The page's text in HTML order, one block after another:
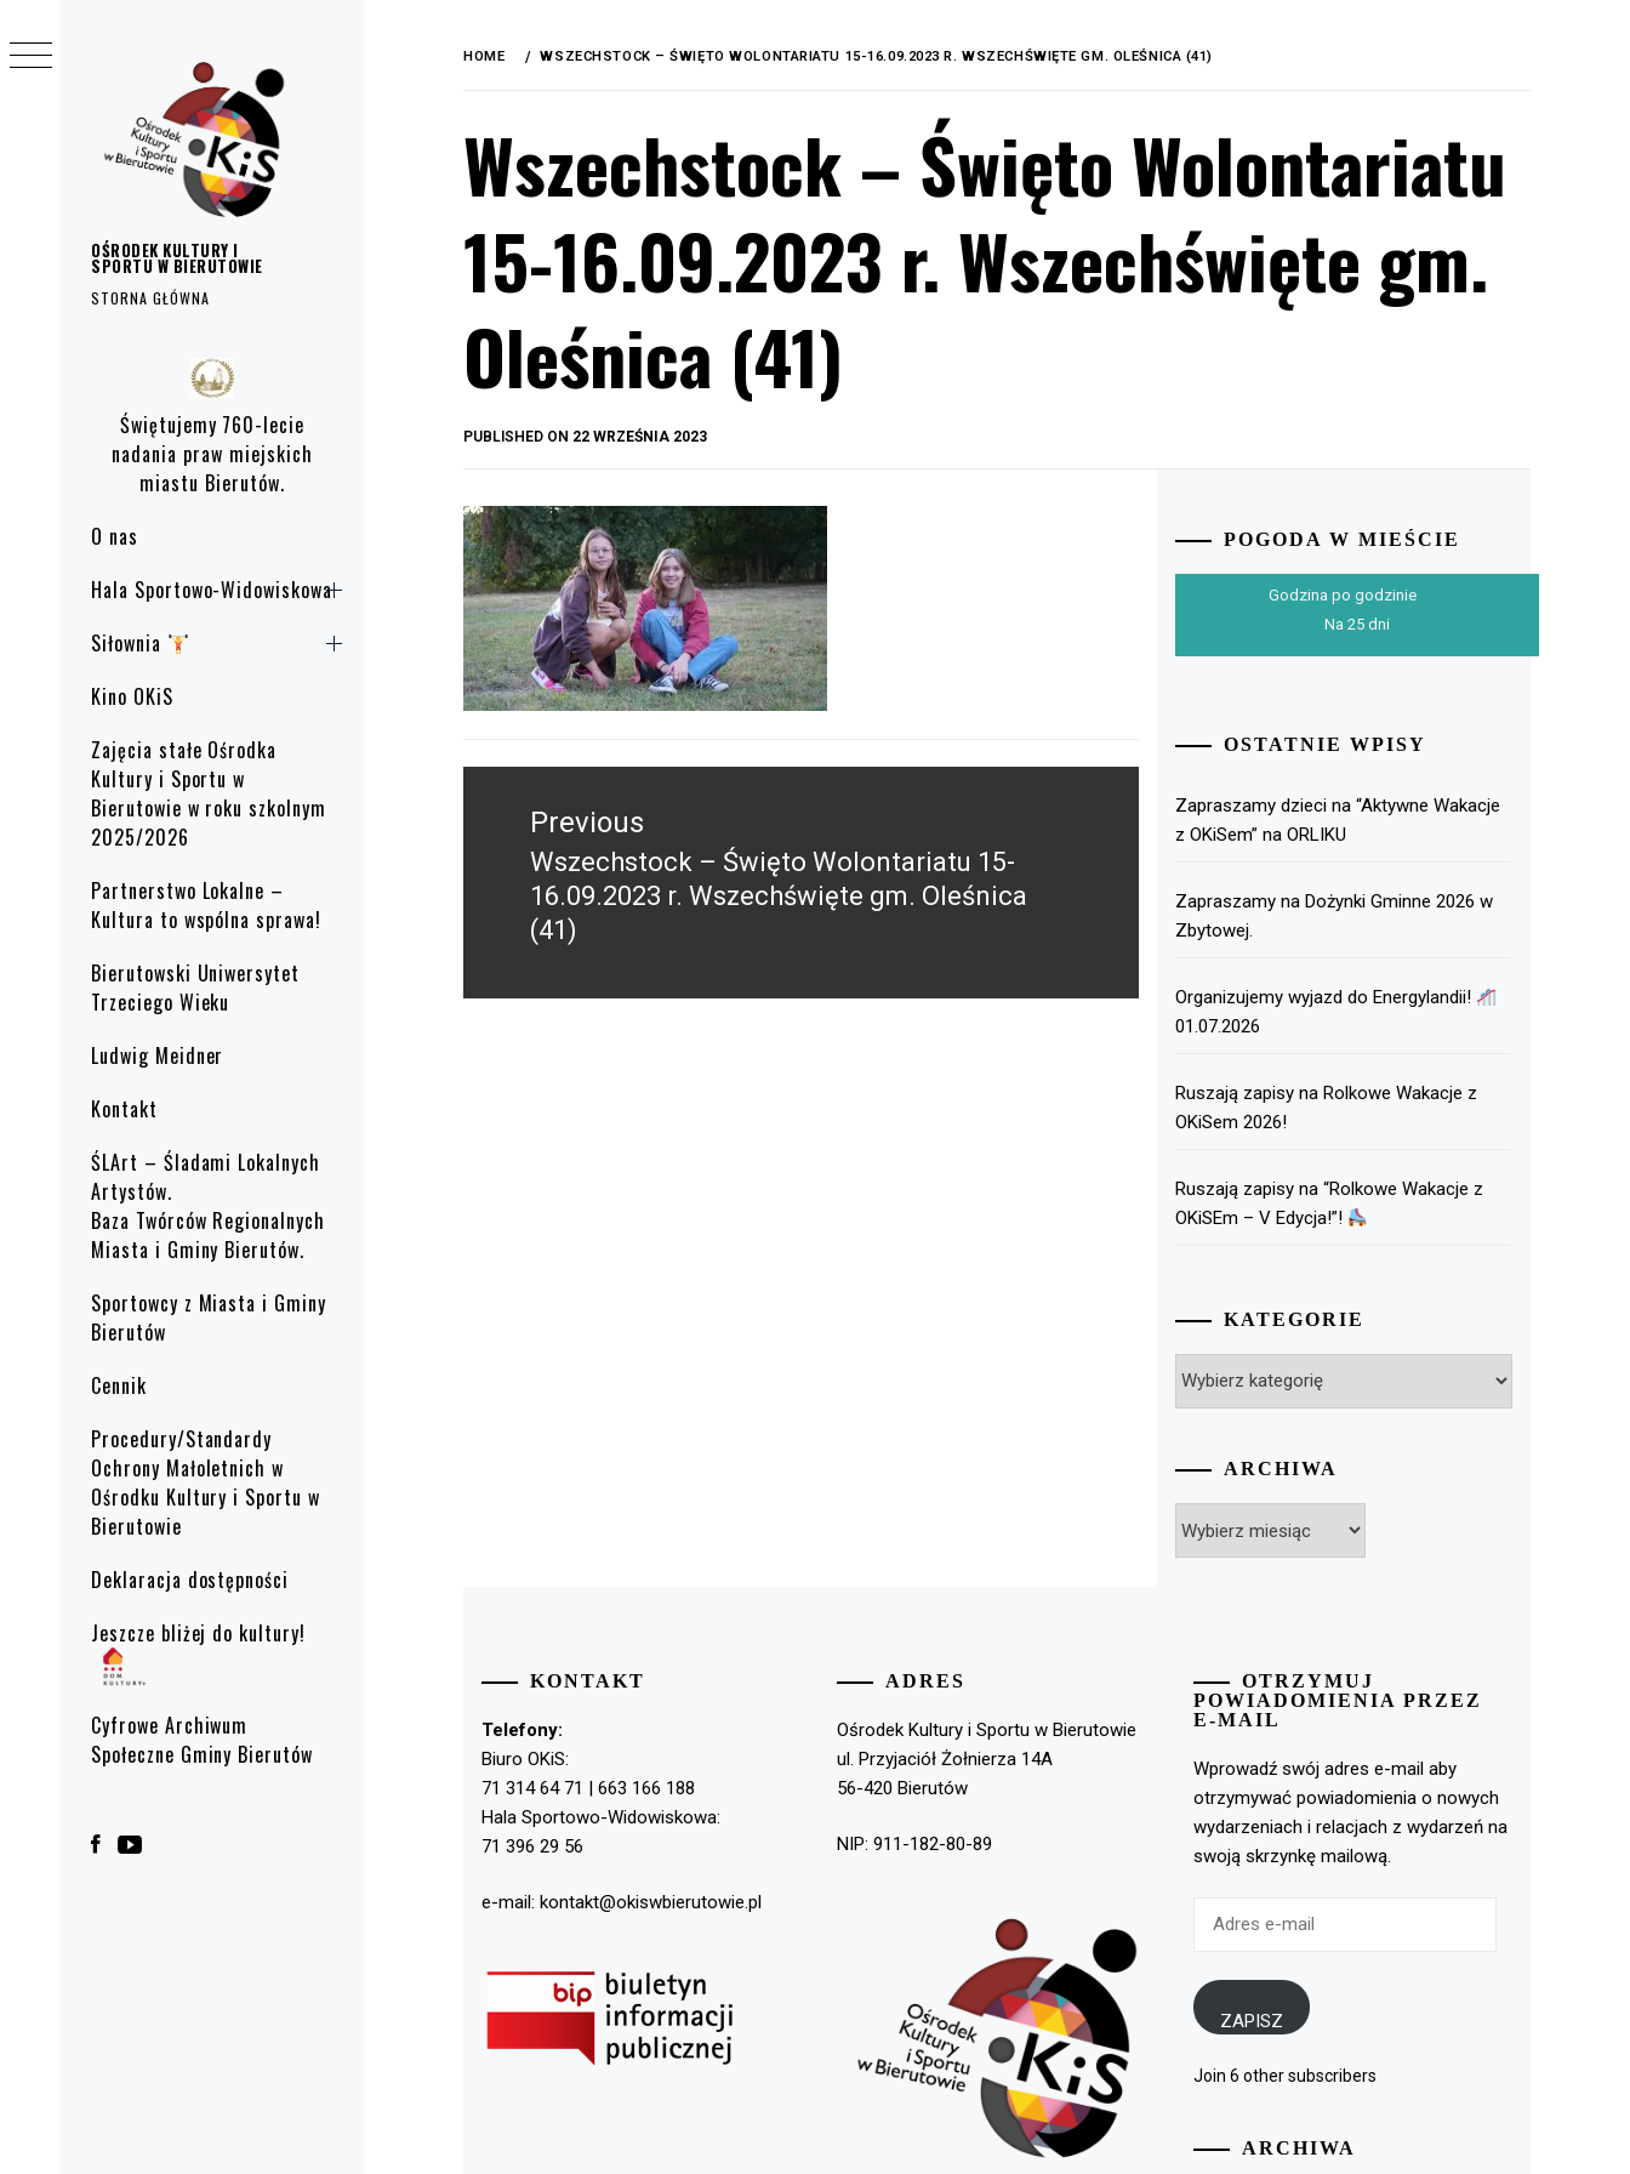
OŚRODEK KULTURY I
SPORTU W BIERUTOWIE
STORNA GŁÓWNA
Świętujemy 760-lecie
nadania praw miejskich
miastu Bierutów.
O nas
Hala Sportowo-Widowiskowa
Siłownia
Kino OKiS
Zajęcia stałe Ośrodka
Kultury i Sportu w
Bierutowie w roku szkolnym
2025/2026
Partnerstwo Lokalne –
Kultura to wspólna sprawa!
Bierutowski Uniwersytet
Trzeciego Wieku
Ludwig Meidner
Kontakt
ŚLArt – Śladami Lokalnych
Artystów.
Baza Twórców Regionalnych
Miasta i Gminy Bierutów.
Sportowcy z Miasta i Gminy
Bierutów
Cennik
Procedury/Standardy
Ochrony Małoletnich w
Ośrodku Kultury i Sportu w
Bierutowie
Deklaracja dostępności
Jeszcze bliżej do kultury!
Cyfrowe Archiwum
Społeczne Gminy Bierutów
HOME WSZECHSTOCK – ŚWIĘTO WOLONTARIATU 15-16.09.2023 R. WSZECHŚWIĘTE GM. OLEŚNICA (41)
Wszechstock – Święto Wolontariatu
15-16.09.2023 r. Wszechświęte gm.
Oleśnica (41)
PUBLISHED ON 22 WRZEŚNIA 2023
wpisuPrevious
Previous
post:
Wszechstock – Święto Wolontariatu 15-
16.09.2023 r. Wszechświęte gm. Oleśnica
(41)
POGODA W MIEŚCIE
Godzina po godzinie
Na 25 dni
OSTATNIE WPISY
Zapraszamy dzieci na “Aktywne Wakacje
z OKiSem” na ORLIKU
Zapraszamy na Dożynki Gminne 2026 w
Zbytowej.
Organizujemy wyjazd do Energylandii!
01.07.2026
Ruszają zapisy na Rolkowe Wakacje z
OKiSem 2026!
Ruszają zapisy na “Rolkowe Wakacje z
OKiSEm – V Edycja!”!
KATEGORIE
ARCHIWA
KONTAKT
Telefony:
Biuro OKiS:
71 314 64 71 | 663 166 188
Hala Sportowo-Widowiskowa:
71 396 29 56
e-mail: kontakt@okiswbierutowie.pl
ADRES
Ośrodek Kultury i Sportu w Bierutowie
ul. Przyjaciół Żołnierza 14A
56-420 Bierutów
NIP: 911-182-80-89
OTRZYMUJ
POWIADOMIENIA PRZEZ
E-MAIL
Wprowadź swój adres e-mail aby
otrzymywać powiadomienia o nowych
wydarzeniach i relacjach z wydarzeń na
swoją skrzynkę mailową.
ZAPISZ
Join 6 other subscribers
ARCHIWA